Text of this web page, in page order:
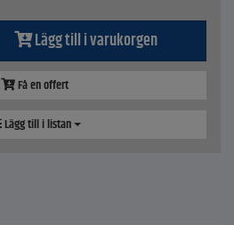
Lägg till i varukorgen
Få en offert
Lägg till i listan